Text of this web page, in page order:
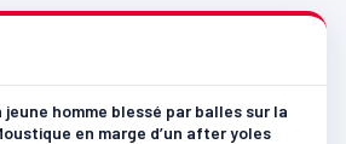
homme blessé par balles sur la
en marge d’un after yoles